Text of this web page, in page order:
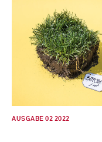
AUSGABE 02 2022